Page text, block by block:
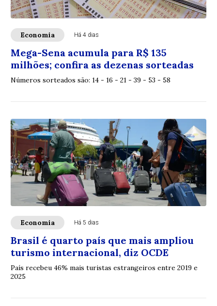
Economia Há 4 dias
Mega-Sena acumula para R$ 135
milhões; confira as dezenas sorteadas
Números sorteados são: 14 - 16 - 21 - 39 - 53 - 58
Economia Há 5 dias
Brasil é quarto país que mais ampliou
turismo internacional, diz OCDE
País recebeu 46% mais turistas estrangeiros entre 2019 e
2025